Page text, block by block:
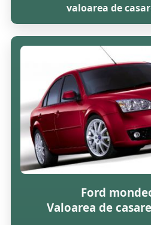
valoarea de
Ford
Valoarea de